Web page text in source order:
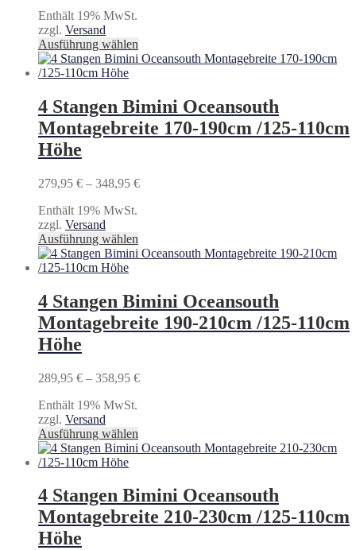
Enthält 19% MwSt.
zzgl. Versand
Ausführung wählen
Produkt
Varianten
auf.
Die
der
4 Stangen Bimini Oceansouth
Montagebreite 170-190cm /125-110cm
Höhe
279,95 € – 348,95 €Preisspanne:
Enthält 19% MwSt.
zzgl. Versand
Ausführung wählen
Produkt
Varianten
auf.
Die
der
4 Stangen Bimini Oceansouth
Montagebreite 190-210cm /125-110cm
Höhe
289,95 € – 358,95 €Preisspanne:
Enthält 19% MwSt.
zzgl. Versand
Ausführung wählen
Produkt
Varianten
auf.
Die
4 Stangen Bimini Oceansouth
Montagebreite 210-230cm /125-110cm
Höhe